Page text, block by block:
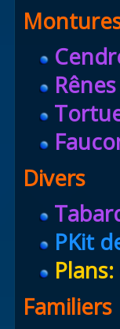
Divers
PKit
Familiers